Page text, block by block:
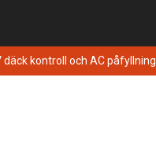
däck kontroll och AC påfyllning